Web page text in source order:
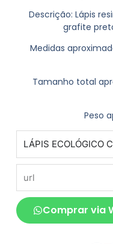
Descrição: Lápis
grafite
Medidas
Tamanho total
Peso
produto
Comprar via